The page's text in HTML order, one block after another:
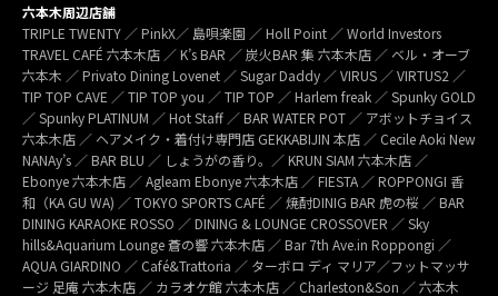
六本木周辺店舗
TRIPLE TWENTY ／ PinkX／ 島唄楽園 ／ Holl Point ／ World Investors
TRAVEL CAFÉ 六本木店 ／ K’s BAR ／ 炭火BAR 集 六本木店 ／ ベル・オーブ
六本木 ／ Privato Dining Lovenet ／ Sugar Daddy ／ VIRUS ／ VIRTUS2 ／
TIP TOP CAVE ／ TIP TOP you ／ TIP TOP ／ Harlem freak ／ Spunky GOLD
／ Spunky PLATINUM ／ Hot Staff ／ BAR WATER POT ／ アボットチョイス
六本木店 ／ ヘアメイク・着付け専門店 GEKKABIJIN 本店 ／ Cecile Aoki New
NANAy’s ／ BAR BLU ／ しょうがの香り。／ KRUN SIAM 六本木店 ／
Ebonye 六本木店 ／ Agleam Ebonye 六本木店 ／ FIESTA ／ ROPPONGI 香
和（KA GU WA) ／ TOKYO SPORTS CAFÉ ／ 焼酎DINIG BAR 虎の桜 ／ BAR
DINING KARAOKE ROSSO ／ DINING & LOUNGE CROSSOVER ／ Sky
hills&Aquarium Lounge 蒼の響 六本木店 ／ Bar 7th Ave.in Roppongi ／
AQUA GIARDINO ／ Café&Trattoria ／ ターボロ ディ マリア／フットマッサ
ージ 足庵 六本木店 ／ カラオケ館 六本木店 ／ Charleston&Son ／ 六本木